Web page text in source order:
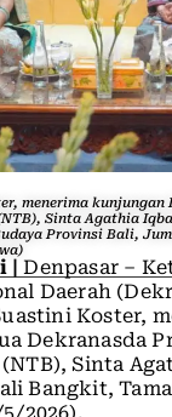
menerima kunjungan
Sinta Agathia
Provinsi Bali,
Denpasar –
Daerah
Koster,
Dekranasda
Sinta
Bangkit,